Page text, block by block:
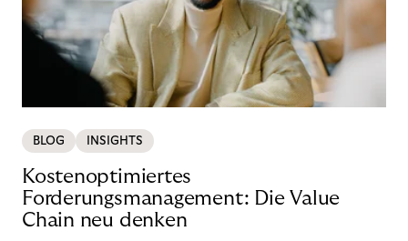
BLOG INSIGHTS
Kostenoptimiertes
Forderungsmanagement: Die Value
Chain neu denken